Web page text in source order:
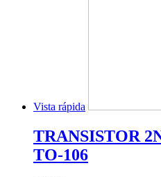
Vista rápida
TRANSISTOR
TO-106